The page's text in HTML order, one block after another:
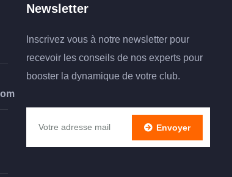
Newsletter
Inscrivez vous à notre newsletter pour
recevoir les conseils de nos experts pour
booster la dynamique de votre club.